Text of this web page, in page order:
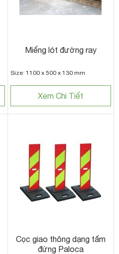
Miếng lót đường ray
Size: 1100 x 500 x 130 mm
Xem Chi Tiết
Cọc giao thông dạng tấm
đứng Paloca